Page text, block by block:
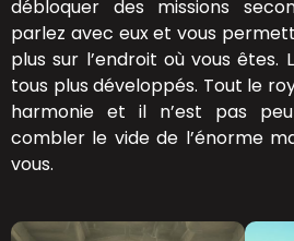
débloquer des missions
parlez avec eux et vous
plus sur l’endroit où vous êtes.
tous plus développés. Tout le
harmonie et il n’est pas
combler le vide de l’énorme
vous.